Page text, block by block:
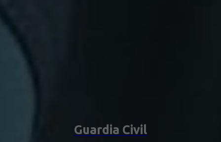
Guardia Civil